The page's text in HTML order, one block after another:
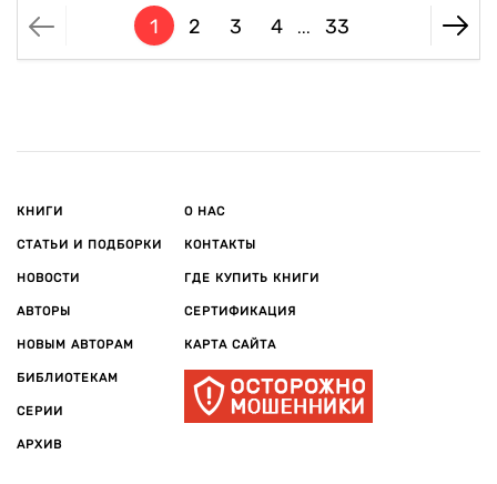
1 2 3 4 ... 33
КНИГИ
СТАТЬИ И ПОДБОРКИ
НОВОСТИ
АВТОРЫ
НОВЫМ АВТОРАМ
БИБЛИОТЕКАМ
СЕРИИ
АРХИВ
О НАС
КОНТАКТЫ
ГДЕ КУПИТЬ КНИГИ
СЕРТИФИКАЦИЯ
КАРТА САЙТА